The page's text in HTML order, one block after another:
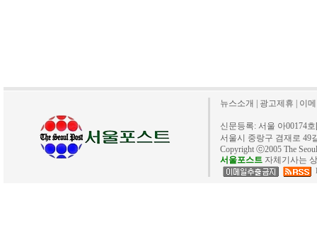
뉴스소개 광고제휴 이
신문등록: 서울 아00174
서울시 중랑구 겸재로 49
Copyright ⓒ2005 The
서울포스트 자체기사는